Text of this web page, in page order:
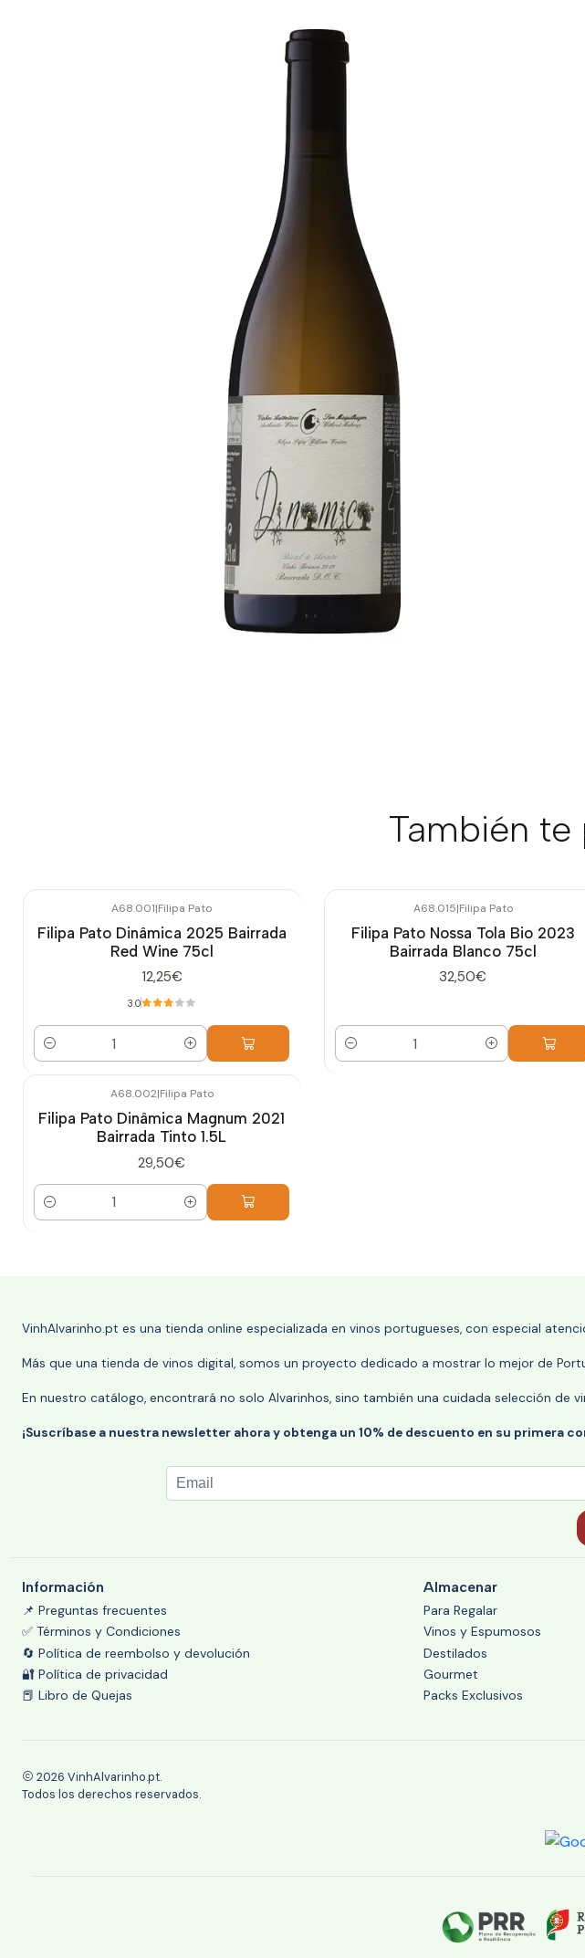
También
A68.001|Filipa Pato
Filipa Pato Dinâmica 2025 Bairrada
Red Wine 75cl
12,25€
3.0
Cantidad
A68.015|Filipa Pato
Filipa Pato Nossa Tola Bio 2023
Bairrada Blanco 75cl
32,50€
Cantidad
A68.002|Filipa Pato
Filipa Pato Dinâmica Magnum 2021
Bairrada Tinto 1.5L
29,50€
Cantidad
VinhAlvarinho.pt es una tienda online especializada en vinos portugueses, con especial
Más que una tienda de vinos digital, somos un proyecto dedicado a mostrar lo mejor de
En nuestro catálogo, encontrará no solo Alvarinhos, sino también una cuidada selección de
¡Suscríbase a nuestra newsletter ahora y obtenga un 10% de descuento en su primera
Información
📌 Preguntas frecuentes
✅ Términos y Condiciones
🔄 Política de reembolso y devolución
🔐 Política de privacidad
📕 Libro de Quejas
Almacenar
Para Regalar
Vinos y Espumosos
Destilados
Gourmet
Packs Exclusivos
2026 VinhAlvarinho.pt.
Todos los derechos reservados.